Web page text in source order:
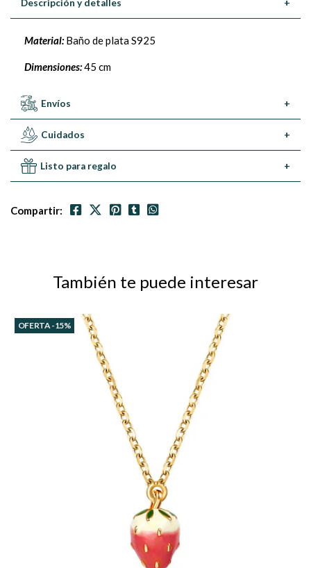
Descripción y detalles +
Material:Baño de plata S925
Dimensiones:45 cm
Envíos +
Cuidados +
Listo para regalo +
Compartir:
También te puede interesar
OFERTA -15%